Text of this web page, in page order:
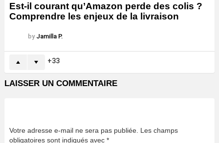
Est-il courant qu’Amazon perde des colis ?
Comprendre les enjeux de la livraison
by Jamilla P.
33
LAISSER UN COMMENTAIRE
Votre adresse e-mail ne sera pas publiée. Les champs
obligatoires sont indiqués avec *